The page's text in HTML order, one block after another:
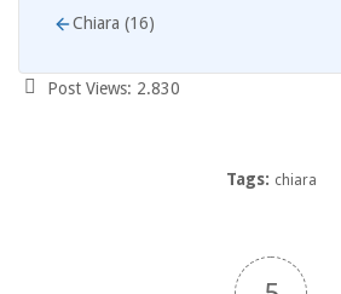
Chiara (16)
Post Views: 2.830
Tags: chiara